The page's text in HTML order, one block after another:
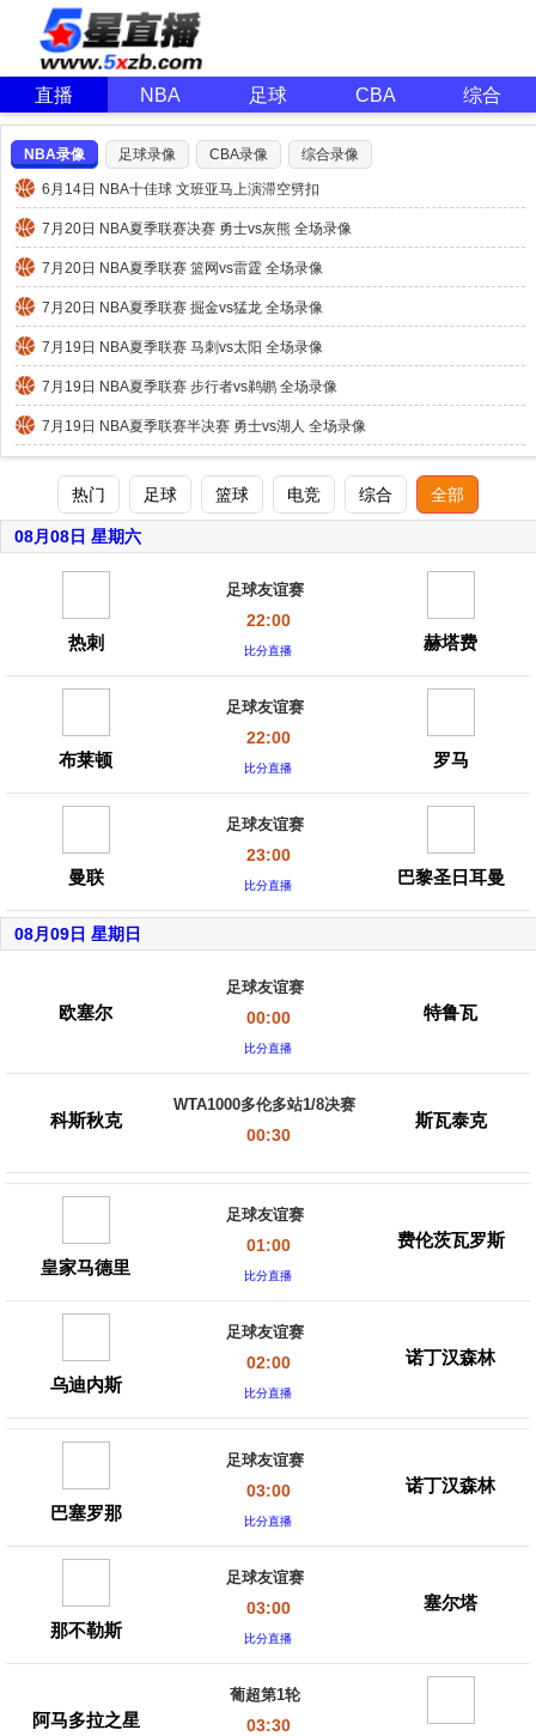
直播 NBA 足球 CBA 综合
NBA录像 足球录像 CBA录像 综合录像
6月14日 NBA十佳球 文班亚马上演滞空劈扣
7月20日 NBA夏季联赛决赛 勇士vs灰熊 全场录像
7月20日 NBA夏季联赛 篮网vs雷霆 全场录像
7月20日 NBA夏季联赛 掘金vs猛龙 全场录像
7月19日 NBA夏季联赛 马刺vs太阳 全场录像
7月19日 NBA夏季联赛 步行者vs鹈鹕 全场录像
7月19日 NBA夏季联赛半决赛 勇士vs湖人 全场录像
热门 足球 篮球 电竞 综合 全部
08月08日 星期六
热刺
足球友谊赛
22:00
比分直播 赫塔费
布莱顿
足球友谊赛
22:00
比分直播 罗马
曼联
足球友谊赛
23:00
比分直播 巴黎圣日耳曼
08月09日 星期日
欧塞尔
足球友谊赛
00:00
比分直播
特鲁瓦
科斯秋克
WTA1000多伦多站1/8决赛
00:30
斯瓦泰克
皇家马德里
足球友谊赛
01:00
比分直播
费伦茨瓦罗斯
乌迪内斯
足球友谊赛
02:00
比分直播
诺丁汉森林
巴塞罗那
足球友谊赛
03:00
比分直播
诺丁汉森林
那不勒斯
足球友谊赛
03:00
比分直播
塞尔塔
阿马多拉之星
葡超第1轮
03:30